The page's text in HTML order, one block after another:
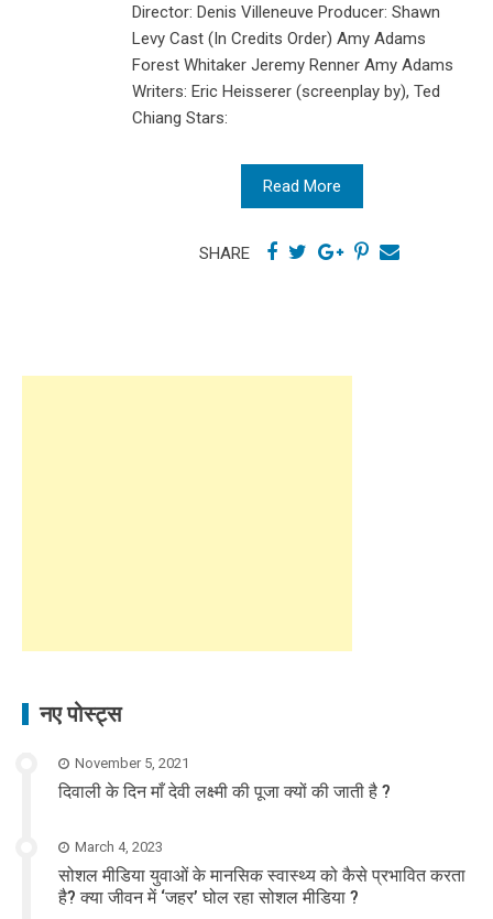
Director: Denis Villeneuve Producer: Shawn
Levy Cast (In Credits Order) Amy Adams
Forest Whitaker Jeremy Renner Amy Adams
Writers: Eric Heisserer (screenplay by), Ted
Chiang Stars:
Read More
SHARE
नए पोस्ट्स
November 5, 2021
दिवाली के दिन माँ देवी लक्ष्मी की पूजा क्यों की जाती है ?
March 4, 2023
सोशल मीडिया युवाओं के मानसिक स्वास्थ्य को कैसे प्रभावित करता
है? क्या जीवन में ‘जहर’ घोल रहा सोशल मीडिया ?